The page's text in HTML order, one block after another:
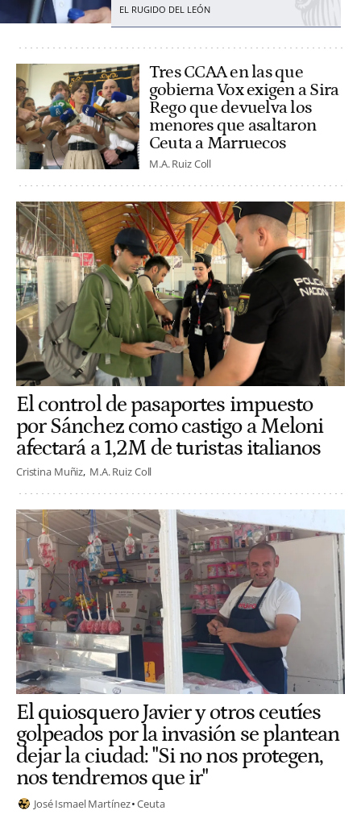
EL RUGIDO DEL LEÓN
Tres CCAA en las que
gobierna Vox exigen a Sira
Rego que devuelva los
menores que asaltaron
Ceuta a Marruecos
M.A. Ruiz Coll
El control de pasaportes impuesto
por Sánchez como castigo a Meloni
afectará a 1,2M de turistas italianos
Cristina Muñiz M.A. Ruiz Coll
El quiosquero Javier y otros ceutíes
golpeados por la invasión se plantean
dejar la ciudad: "Si no nos protegen,
nos tendremos que ir"
José Ismael Martínez Ceuta